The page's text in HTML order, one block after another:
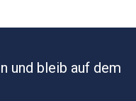
und bleib auf dem